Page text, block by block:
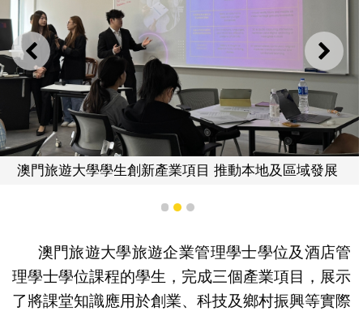
上一則 下一
澳門旅遊大學學生創新產業項目 推動本地及區域發展
1 2 3
澳門旅遊大學旅遊企業管理學士學位及酒店管
理學士學位課程的學生，完成三個產業項目，展示
了將課堂知識應用於創業、科技及鄉村振興等實際